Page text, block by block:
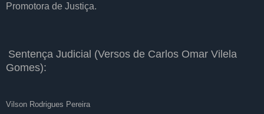
Promotora de Justiça.
Sentença Judicial (Versos de Carlos Omar Vilela
Gomes):
Vilson Rodrigues Pereira